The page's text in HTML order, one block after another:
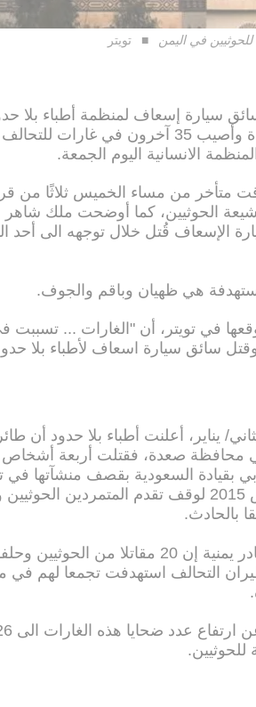
في اليمن تويتر
سيارة إسعاف لمنظمة أطباء بلا
الجمهوري الحكومي في صعدة وأصيب 35 آخرون
الانسانية اليوم الجمعة.
متأخر من مساء الخميس ثلاثًا من
الحوثيين، كما أوضحت ملك شاهر
الإسعاف قُتل خلال توجهه الى أحد
هي ظهيان وباقم والجوف.
في تويتر، أن "الغارات ...
35 جريحا. وقتل سائق سيارة اسعاف لأطباء
يناير، أعلنت أطباء بلا حدود أن
محافظة صعدة، فقتلت أربعة أشخاص
بقيادة السعودية بقصف منشآتها في
الذي تشكل أواخر آذار/ مارس 2015 لوقف تقدم
بالحادث.
وعلى صعيد متصل قالت مصادر يمنية إن 20
التحالف استهدفت تجمعا لهم في
للحوثيين.